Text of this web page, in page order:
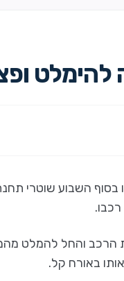
להימלט
בסוף השבוע שוטרי
והחל להמלט
באורח קל.